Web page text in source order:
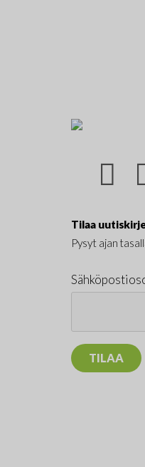
Tilaa
Pysyt ajan